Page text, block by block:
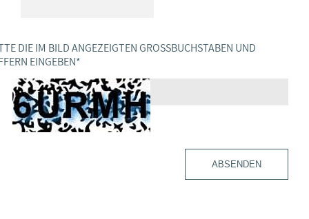
DIE IM BILD ANGEZEIGTEN GROSSBUCHSTABEN UND Z
EINGEBEN *
ABSENDEN